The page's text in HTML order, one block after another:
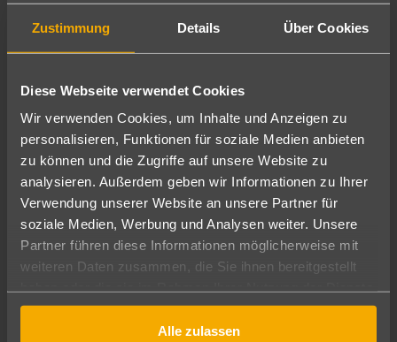
Zustimmung Details Über Cookies
Diese Webseite verwendet Cookies
Wir verwenden Cookies, um Inhalte und Anzeigen zu
personalisieren, Funktionen für soziale Medien anbieten
zu können und die Zugriffe auf unsere Website zu
analysieren. Außerdem geben wir Informationen zu Ihrer
Verwendung unserer Website an unsere Partner für
soziale Medien, Werbung und Analysen weiter. Unsere
Partner führen diese Informationen möglicherweise mit
weiteren Daten zusammen, die Sie ihnen bereitgestellt
gesammelt haben.
Alle zulassen
• Ein selbständiger, kompetenter und freundlicher Umgang
abschlussorientierte und selbständige Arbeitsweise
• Du besitzt eine hohe Serviceorientierung und
Kommunikationsstärke
Buchungs- und Vertriebssystemen (Sabre / Merlin, Jack+,
Bistro) und / oder weiteren Systemen sowie gute MS-
Office-Kenntnisse und Englisch in Wort und Schrift setzen